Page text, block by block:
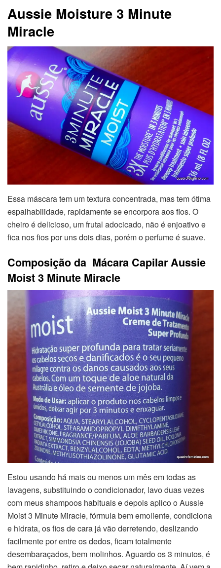
Aussie Moisture 3 Minute
Miracle
Essa máscara tem um textura concentrada, mas tem ótima
espalhabilidade, rapidamente se encorpora aos fios. O
cheiro é delicioso, um frutal adocicado, não é enjoativo e
fica nos fios por uns dois dias, porém o perfume é suave.
Composição da Mácara Capilar Aussie
Moist 3 Minute Miracle
Estou usando há mais ou menos um mês em todas as
lavagens, substituindo o condicionador, lavo duas vezes
com meus shampoos habituais e depois aplico o Aussie
Moist 3 Minute Miracle, fórmula bem emoliente, condiciona
e hidrata, os fios de cara já vão derretendo, deslizando
facilmente por entre os dedos, ficam totalmente
desembaraçados, bem molinhos. Aguardo os 3 minutos, é